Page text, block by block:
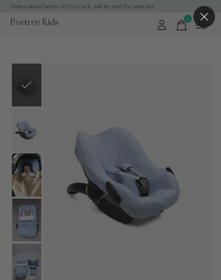
Orders placed before 14:00 o'clock, will be send the same day
Poetree Kids 0items